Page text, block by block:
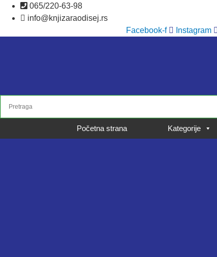
Skočite 065/220-63-98
info@knjizaraodisej.rs
Facebook-f
Instagram
Početna strana Kategorije